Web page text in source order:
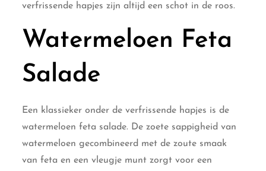
verfrissende hapjes zijn altijd een schot in de roos.
Watermeloen Feta
Salade
Een klassieker onder de verfrissende hapjes is de
watermeloen feta salade. De zoete sappigheid van
watermeloen gecombineerd met de zoute smaak
van feta en een vleugje munt zorgt voor een